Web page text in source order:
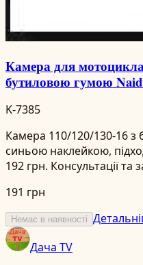
Камера для мотоцикла
бутиловою гумою
K-7385
Камера 110/120/130-16
синьою наклейкою,
192 грн. Консультації
191 грн
Немає в наявності
Дача TV